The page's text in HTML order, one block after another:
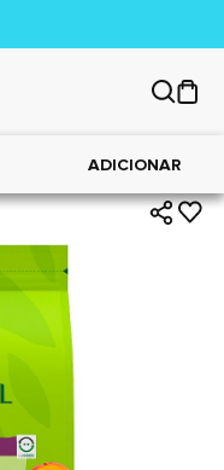
ADICIONAR